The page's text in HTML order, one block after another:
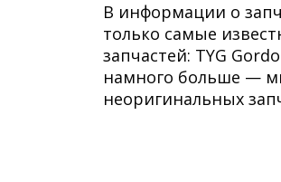
В информации о
только самые
запчастей: TYG
намного больше —
неоригинальных